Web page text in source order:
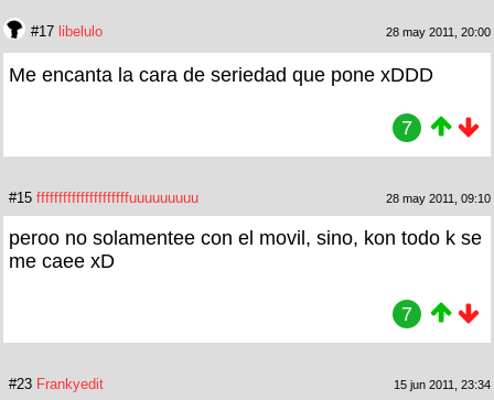
#17 libelulo 28 may 2011, 20:00
Me encanta la cara de seriedad que pone xDDD
7
#15 fffffffffffffffffffffuuuuuuuuu 28 may 2011, 09:10
peroo no solamentee con el movil, sino, kon todo k se
me caee xD
7
#23 Frankyedit 15 jun 2011, 23:34